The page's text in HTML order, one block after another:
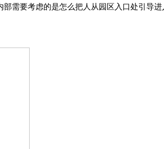
需要考虑的是怎么把人从园区入口处引导